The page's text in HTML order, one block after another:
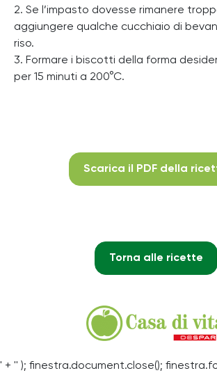
2. Se l’impasto dovesse rimanere
aggiungere qualche cucchiaio di
riso.
3. Formare i biscotti della forma
per 15 minuti a 200°C.
Scarica il PDF della
Torna alle ricette
' + '' ); finestra.document.close();